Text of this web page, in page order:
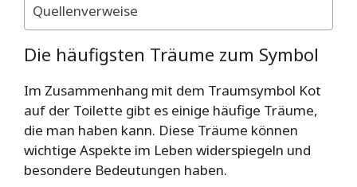
Quellenverweise
Die häufigsten Träume zum Symbol
Im Zusammenhang mit dem Traumsymbol Kot
auf der Toilette gibt es einige häufige Träume,
die man haben kann. Diese Träume können
wichtige Aspekte im Leben widerspiegeln und
besondere Bedeutungen haben.